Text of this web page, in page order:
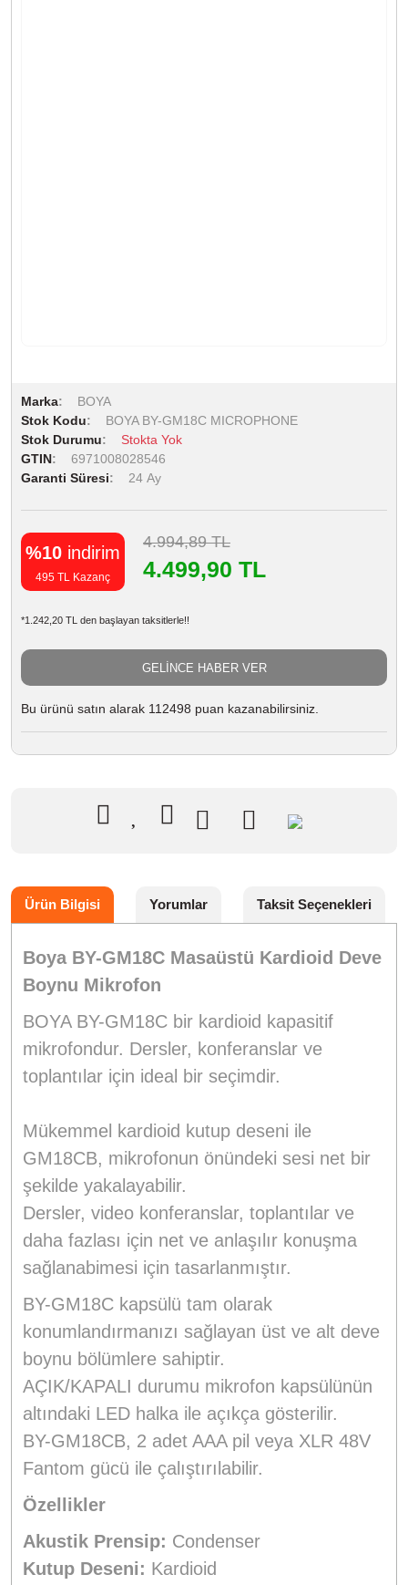
Marka
BOYA
Stok Kodu
BOYA BY-GM18C MICROPHONE
Stok Durumu
Stokta Yok
GTIN
6971008028546
Garanti Süresi
24 Ay
%10 indirim
495 TL Kazanç
4.994,89 TL
4.499,90 TL
*1.242,20 TL den başlayan taksitlerle!!
GELİNCE HABER VER
Bu ürünü satın alarak 112498 puan kazanabilirsiniz.
Ürün Bilgisi Yorumlar Taksit Seçenekleri
Boya BY-GM18C Masaüstü Kardioid Deve
Boynu Mikrofon
BOYA BY-GM18C bir kardioid kapasitif
mikrofondur. Dersler, konferanslar ve
toplantılar için ideal bir seçimdir.
Mükemmel kardioid kutup deseni ile
GM18CB, mikrofonun önündeki sesi net bir
şekilde yakalayabilir.
Dersler, video konferanslar, toplantılar ve
daha fazlası için net ve anlaşılır konuşma
sağlanabimesi için tasarlanmıştır.
BY-GM18C kapsülü tam olarak
konumlandırmanızı sağlayan üst ve alt deve
boynu bölümlere sahiptir.
AÇIK/KAPALI durumu mikrofon kapsülünün
altındaki LED halka ile açıkça gösterilir.
BY-GM18CB, 2 adet AAA pil veya XLR 48V
Fantom gücü ile çalıştırılabilir.
Özellikler
Akustik Prensip: Condenser
Kutup Deseni: Kardioid